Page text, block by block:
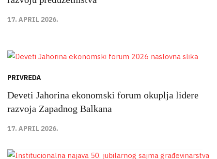
17. APRIL 2026.
PRIVREDA
Deveti Jahorina ekonomski forum okuplja lidere
razvoja Zapadnog Balkana
17. APRIL 2026.